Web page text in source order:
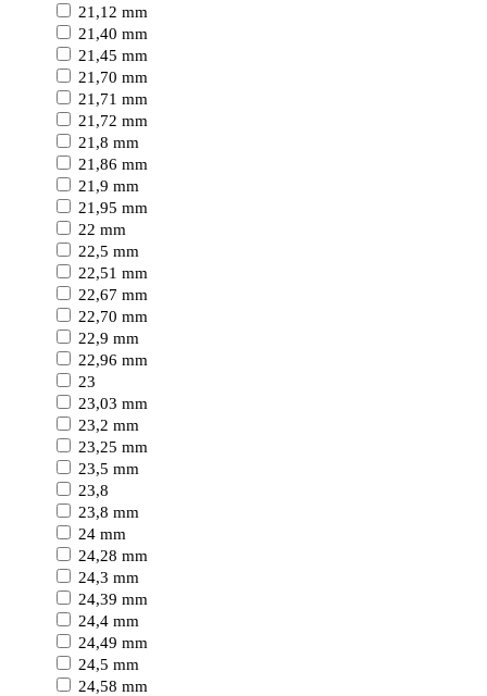
21,12 mm
21,40 mm
21,45 mm
21,70 mm
21,71 mm
21,72 mm
21,8 mm
21,86 mm
21,9 mm
21,95 mm
22 mm
22,5 mm
22,51 mm
22,67 mm
22,70 mm
22,9 mm
22,96 mm
23
23,03 mm
23,2 mm
23,25 mm
23,5 mm
23,8
23,8 mm
24 mm
24,28 mm
24,3 mm
24,39 mm
24,4 mm
24,49 mm
24,5 mm
24,58 mm